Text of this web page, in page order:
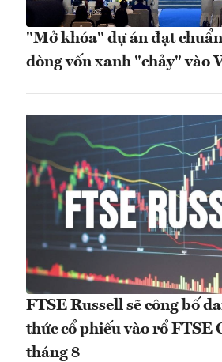
"Mở khóa" dự án đạt
dòng vốn xanh "chảy" vào
FTSE Russell sẽ công bố
thức cổ phiếu vào rổ FTSE
tháng 8